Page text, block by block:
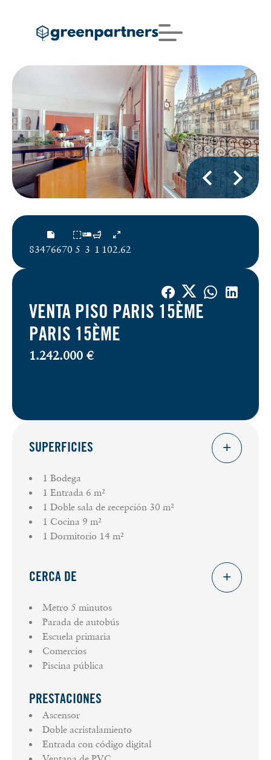
83476670 5 3 1 102.62
VENTA PISO PARIS 15ÈME
PARIS 15ÈME
1.242.000 €
SUPERFICIES
1 Bodega
1 Entrada 6 m²
1 Doble sala de recepción 30 m²
1 Cocina 9 m²
1 Dormitorio 14 m²
CERCA DE
Metro 5 minutos
Parada de autobús
Escuela primaria
Comercios
Piscina pública
PRESTACIONES
Ascensor
Doble acristalamiento
Entrada con código digital